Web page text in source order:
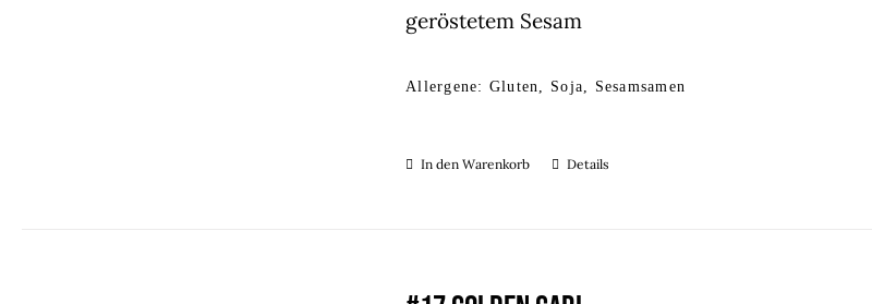
geröstetem Sesam
Allergene: Gluten, Soja, Sesamsamen
In den Warenkorb Details